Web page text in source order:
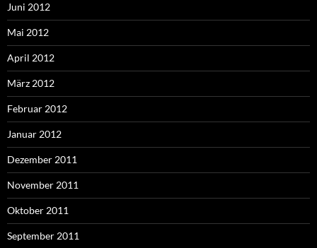
Juni 2012
Mai 2012
April 2012
März 2012
Februar 2012
Januar 2012
Dezember 2011
November 2011
Oktober 2011
September 2011